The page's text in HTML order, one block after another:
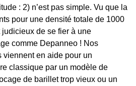
: 2) n’est pas simple. Vu que la
pour une densité totale de 1000
judicieux de se fier à une
comme Depanneo ! Nos
en aide pour un
classique par un modèle de
de barillet trop vieux ou un